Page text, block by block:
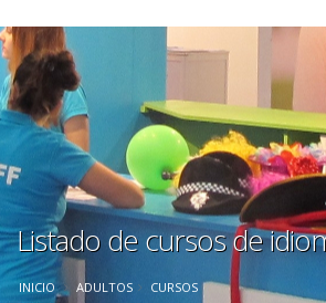
Listado de cursos de
INICIO ADULTOS CURSOS